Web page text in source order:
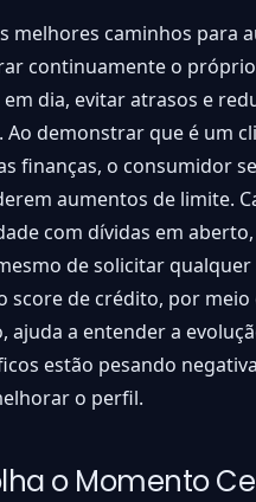
melhores caminhos para
continuamente o
em dia, evitar atrasos e
Ao demonstrar que é um
finanças, o consumidor
aumentos de limite.
com dívidas em
de solicitar
score de crédito, por
ajuda a entender a
estão pesando
o perfil.
o Momento